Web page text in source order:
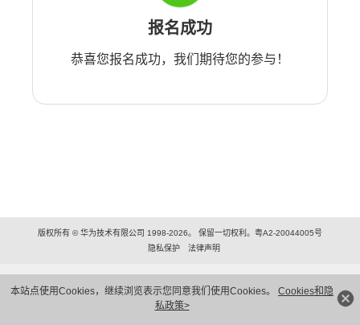
本站点使用Cookies，继续浏览表示您同意我们使用Cookies。 Cookies和隐
私政策>
报名成功
恭喜您报名成功，我们期待您的参与！
版权所有 © 华为技术有限公司 1998-2026。 保留一切权利。粤A2-20044005号
隐私保护
法律声明